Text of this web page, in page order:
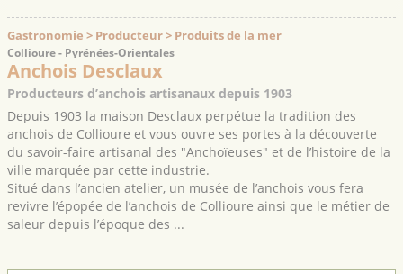
Gastronomie > Producteur > Produits de la mer
Collioure - Pyrénées-Orientales
Anchois Desclaux
Producteurs d’anchois artisanaux depuis 1903
Depuis 1903 la maison Desclaux perpétue la tradition des
anchois de Collioure et vous ouvre ses portes à la découverte
du savoir-faire artisanal des "Anchoïeuses" et de l’histoire de la
ville marquée par cette industrie.
Situé dans l’ancien atelier, un musée de l’anchois vous fera
revivre l’épopée de l’anchois de Collioure ainsi que le métier de
saleur depuis l’époque des ...